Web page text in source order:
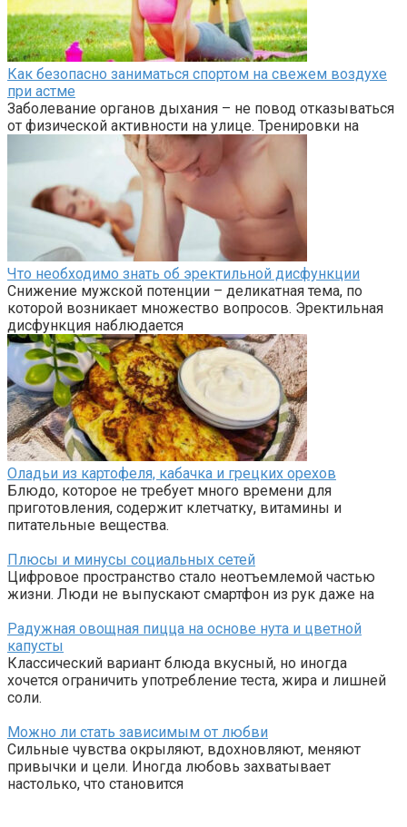
Как безопасно заниматься спортом на свежем воздухе
при астме
Заболевание органов дыхания – не повод отказываться
от физической активности на улице. Тренировки на
Что необходимо знать об эректильной дисфункции
Снижение мужской потенции – деликатная тема, по
которой возникает множество вопросов. Эректильная
дисфункция наблюдается
Оладьи из картофеля, кабачка и грецких орехов
Блюдо, которое не требует много времени для
приготовления, содержит клетчатку, витамины и
питательные вещества.
Плюсы и минусы социальных сетей
Цифровое пространство стало неотъемлемой частью
жизни. Люди не выпускают смартфон из рук даже на
Радужная овощная пицца на основе нута и цветной
капусты
Классический вариант блюда вкусный, но иногда
хочется ограничить употребление теста, жира и лишней
соли.
Можно ли стать зависимым от любви
Сильные чувства окрыляют, вдохновляют, меняют
привычки и цели. Иногда любовь захватывает
настолько, что становится